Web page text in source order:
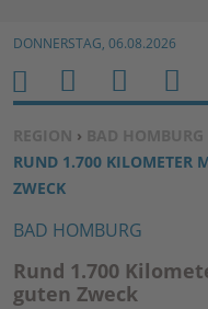
Zum
DONNERSTAG, 06.08.2026
SIE BEFINDEN SICH HIER:
REGION › BAD HOMBURG
RUND 1.700 KILOMETER
ZWECK
BAD HOMBURG
Rund 1.700
guten Zweck
H
O
M
E
M
E
N
U
S
U
C
E
N
B
E
N
E